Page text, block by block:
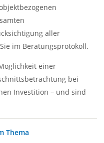
aller
im Beratungsprotokoll.
einer
bei
Investition – und sind
Thema